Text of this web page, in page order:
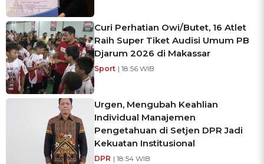
Curi Perhatian Owi/Butet, 16 Atlet
Raih Super Tiket Audisi Umum PB
Djarum 2026 di Makassar
Sport | 18:56 WIB
Urgen, Mengubah Keahlian
Individual Manajemen
Pengetahuan di Setjen DPR Jadi
Kekuatan Institusional
DPR | 18:54 WIB